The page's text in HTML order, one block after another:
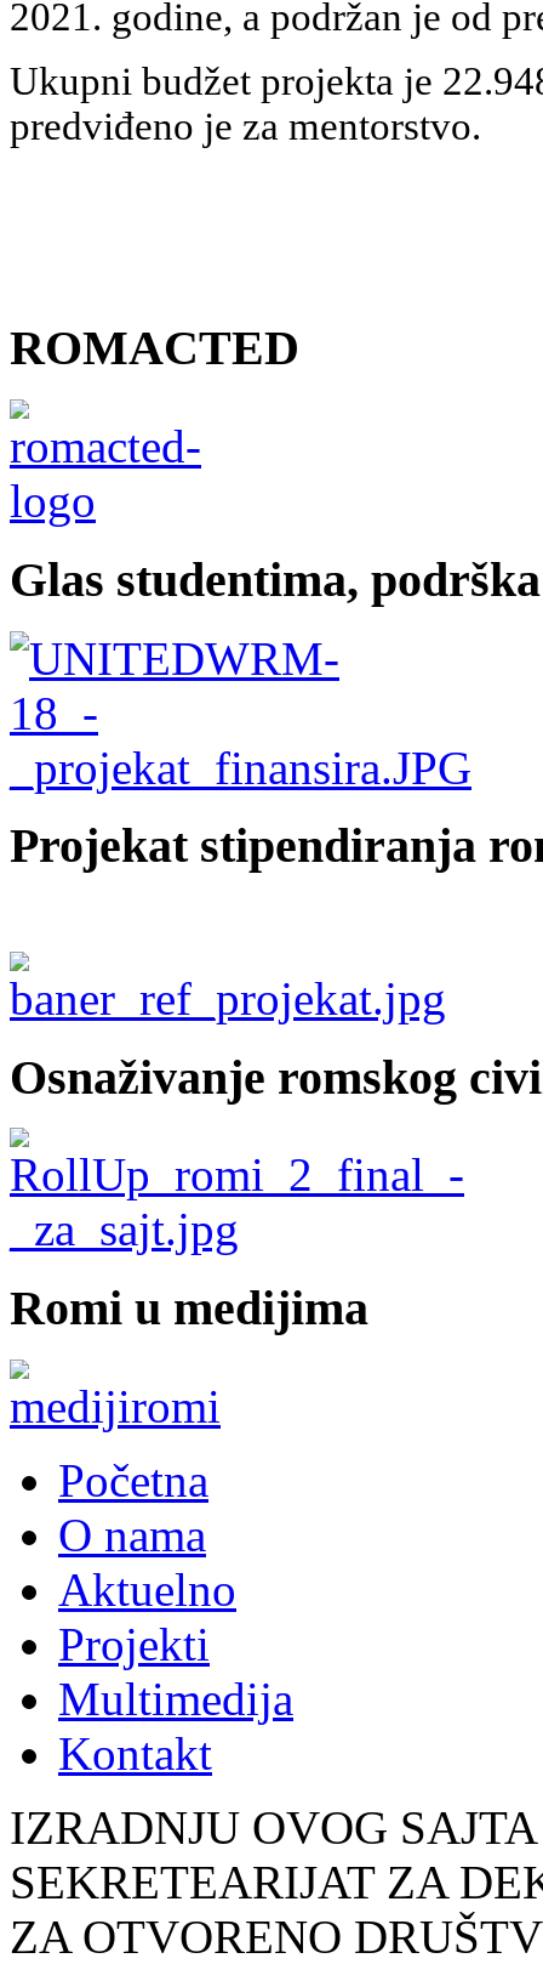
2021. godine, a podržan je od
Ukupni budžet projekta je
predviđeno je za mentorstvo.
ROMACTED
Glas studentima,
Projekat stipendiranja
Osnaživanje romskog
Romi u medijima
Početna
O nama
Aktuelno
Projekti
Multimedija
Kontakt
IZRADNJU OVOG
SEKRETEARIJAT ZA
ZA OTVORENO